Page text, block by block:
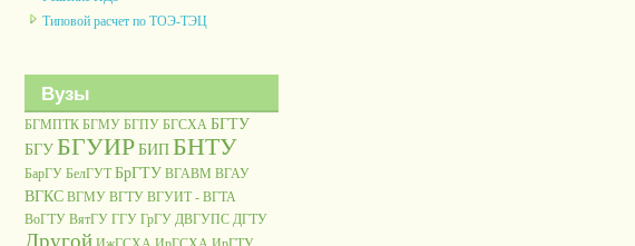
Типовой расчет по ТОЭ-ТЭЦ
Вузы
БГМПТК БГМУ БГПУ БГСХА БГТУ
БГУБГУИРБИПБНТУ
БарГУ БелГУТ БрГТУ ВГАВМ ВГАУ
ВГКС ВГМУ ВГТУ ВГУИТ - ВГТА
ВоГТУ ВятГУ ГГУ ГрГУ ДВГУПС ДГТУ
Другой